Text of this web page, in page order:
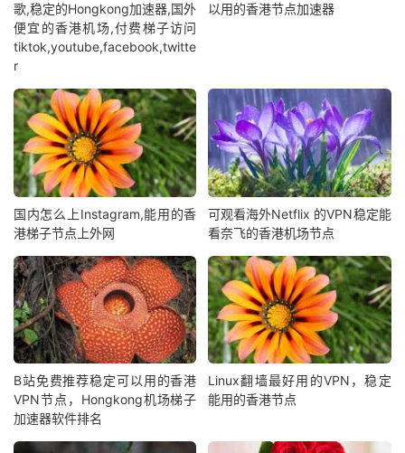
歌,稳定的Hongkong加速器,国外
便宜的香港机场,付费梯子访问
tiktok,youtube,facebook,twitte
r
以用的香港节点加速器
国内怎么上Instagram,能用的香
港梯子节点上外网
可观看海外Netflix 的VPN稳定能
看奈飞的香港机场节点
B站免费推荐稳定可以用的香港
VPN节点，Hongkong机场梯子
加速器软件排名
Linux翻墙最好用的VPN，稳定
能用的香港节点